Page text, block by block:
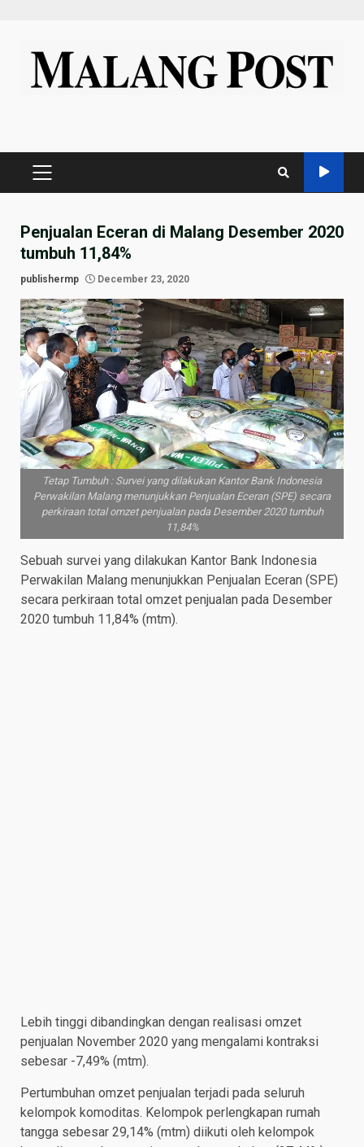
content
PRIMARY
Penjualan Eceran di Malang Desember 2020
tumbuh 11,84%
publishermp December 23, 2020
Tetap Tumbuh : Survei yang dilakukan Kantor Bank Indonesia
Perwakilan Malang menunjukkan Penjualan Eceran (SPE) secara
perkiraan total omzet penjualan pada Desember 2020 tumbuh
11,84%
Sebuah survei yang dilakukan Kantor Bank Indonesia
Perwakilan Malang menunjukkan Penjualan Eceran (SPE)
secara perkiraan total omzet penjualan pada Desember
2020 tumbuh 11,84% (mtm).
Lebih tinggi dibandingkan dengan realisasi omzet
penjualan November 2020 yang mengalami kontraksi
sebesar -7,49% (mtm).
Pertumbuhan omzet penjualan terjadi pada seluruh
kelompok komoditas. Kelompok perlengkapan rumah
tangga sebesar 29,14% (mtm) diikuti oleh kelompok